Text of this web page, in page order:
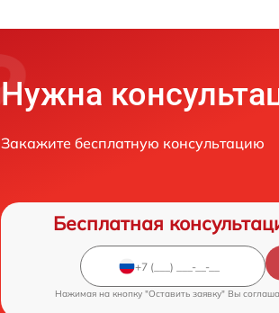
Нужна
Закажите бесплатную консультацию
Бесплатная
Нажимая на кнопку "Оставить заявку" Вы